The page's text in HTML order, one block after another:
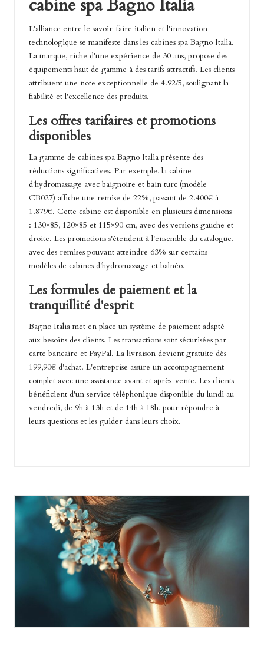
cabine spa Bagno Italia
L'alliance entre le savoir-faire italien et l'innovation
technologique se manifeste dans les cabines spa Bagno Italia.
La marque, riche d'une expérience de 30 ans, propose des
équipements haut de gamme à des tarifs attractifs. Les clients
attribuent une note exceptionnelle de 4.92/5, soulignant la
fiabilité et l'excellence des produits.
Les offres tarifaires et promotions
disponibles
La gamme de cabines spa Bagno Italia présente des
réductions significatives. Par exemple, la cabine
d'hydromassage avec baignoire et bain turc (modèle
CB027) affiche une remise de 22%, passant de 2.400€ à
1.879€. Cette cabine est disponible en plusieurs dimensions
: 130×85, 120×85 et 115×90 cm, avec des versions gauche et
droite. Les promotions s'étendent à l'ensemble du catalogue,
avec des remises pouvant atteindre 63% sur certains
modèles de cabines d'hydromassage et balnéo.
Les formules de paiement et la
tranquillité d'esprit
Bagno Italia met en place un système de paiement adapté
aux besoins des clients. Les transactions sont sécurisées par
carte bancaire et PayPal. La livraison devient gratuite dès
199,90€ d'achat. L'entreprise assure un accompagnement
complet avec une assistance avant et après-vente. Les clients
bénéficient d'un service téléphonique disponible du lundi au
vendredi, de 9h à 13h et de 14h à 18h, pour répondre à
leurs questions et les guider dans leurs choix.